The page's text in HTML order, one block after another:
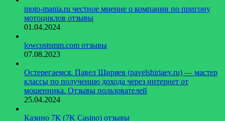
moto-mania.ru честное мнение о компании по пригону
мотоциклов отзывы
01.04.2024
lowcostsmm.com отзывы
07.08.2023
Остерегаемся. Павел Ширяев (pavelshiriaev.ru) — мастер
классы по получению дохода через интернет от
мошенника. Отзывы пользователей
25.04.2024
Казино 7К (7K Casino) отзывы